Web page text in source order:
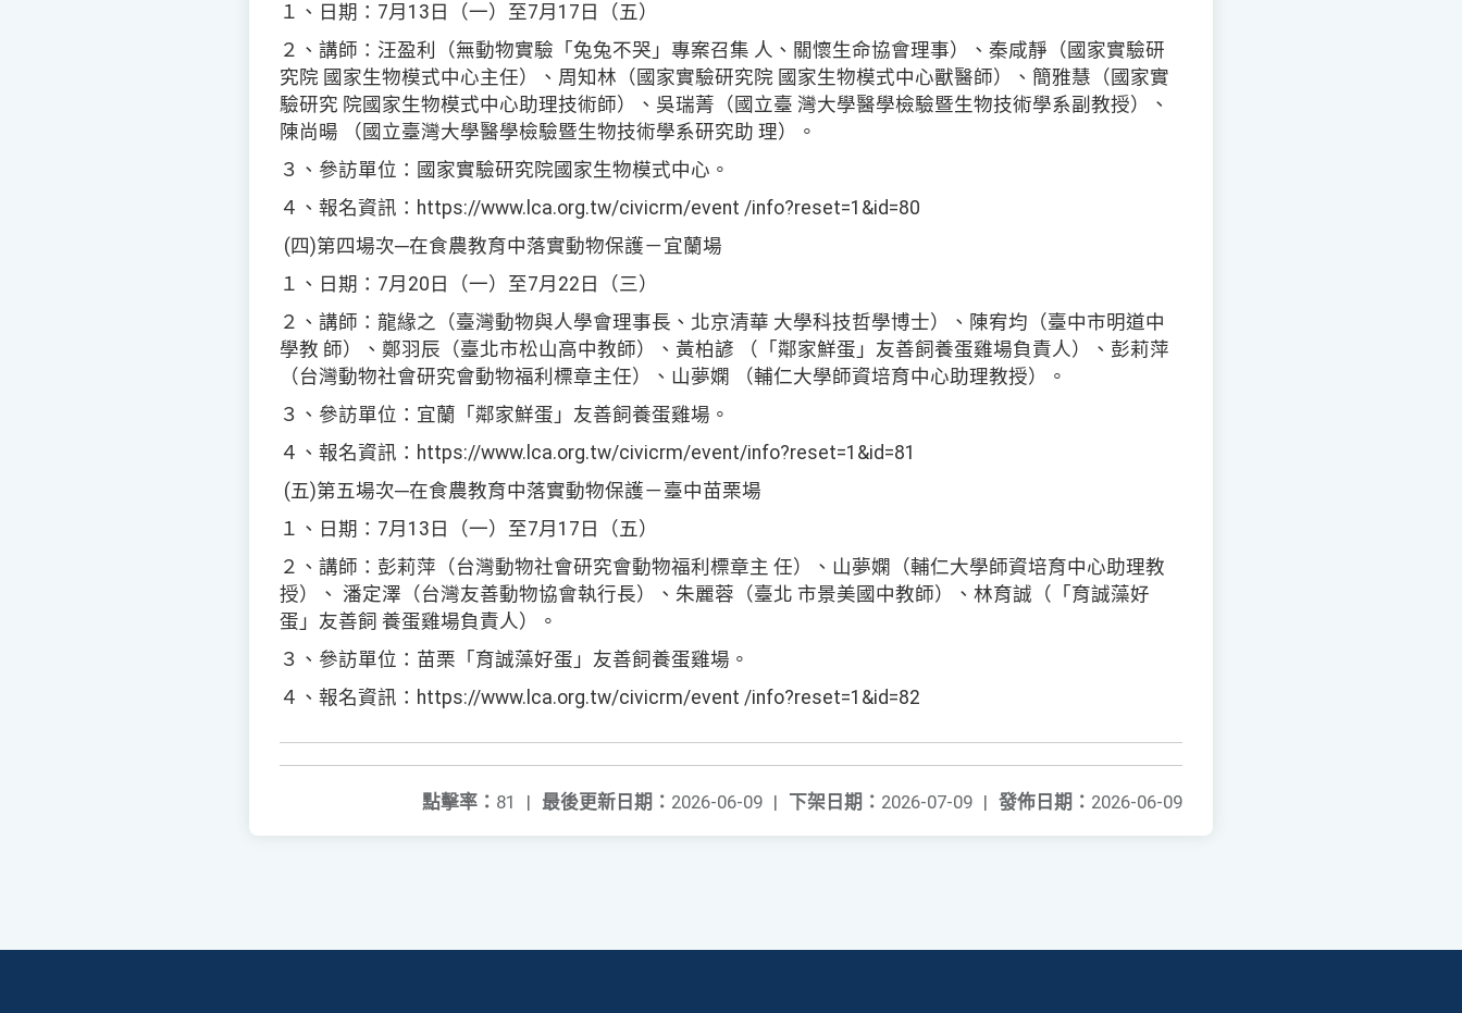
１、日期：7月13日（一）至7月17日（五）
２、講師：汪盈利（無動物實驗「兔兔不哭」專案召集 人、關懷生命協會理事）、秦咸靜（國家實驗研
究院 國家生物模式中心主任）、周知林（國家實驗研究院 國家生物模式中心獸醫師）、簡雅慧（國家實
驗研究 院國家生物模式中心助理技術師）、吳瑞菁（國立臺 灣大學醫學檢驗暨生物技術學系副教授）、
陳尚暘 （國立臺灣大學醫學檢驗暨生物技術學系研究助 理）。
３、參訪單位：國家實驗研究院國家生物模式中心。
４、報名資訊：https://www.lca.org.tw/civicrm/event /info?reset=1&id=80
(四)第四場次─在食農教育中落實動物保護－宜蘭場
１、日期：7月20日（一）至7月22日（三）
２、講師：龍緣之（臺灣動物與人學會理事長、北京清華 大學科技哲學博士）、陳宥均（臺中市明道中
學教 師）、鄭羽辰（臺北市松山高中教師）、黃柏諺 （「鄰家鮮蛋」友善飼養蛋雞場負責人）、彭莉萍
（台灣動物社會研究會動物福利標章主任）、山夢嫻 （輔仁大學師資培育中心助理教授）。
３、參訪單位：宜蘭「鄰家鮮蛋」友善飼養蛋雞場。
４、報名資訊：https://www.lca.org.tw/civicrm/event/info?reset=1&id=81
(五)第五場次─在食農教育中落實動物保護－臺中苗栗場
１、日期：7月13日（一）至7月17日（五）
２、講師：彭莉萍（台灣動物社會研究會動物福利標章主 任）、山夢嫻（輔仁大學師資培育中心助理教
授）、 潘定澤（台灣友善動物協會執行長）、朱麗蓉（臺北 市景美國中教師）、林育誠（「育誠藻好
蛋」友善飼 養蛋雞場負責人）。
３、參訪單位：苗栗「育誠藻好蛋」友善飼養蛋雞場。
４、報名資訊：https://www.lca.org.tw/civicrm/event /info?reset=1&id=82
發佈日期： 2026-06-09
下架日期： 2026-07-09 |
最後更新日期： 2026-06-09 |
點擊率： 81 |